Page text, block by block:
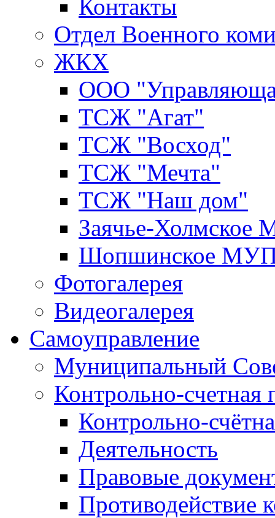
Контакты
Отдел Военного
ЖКХ
ООО
ТСЖ "Агат"
ТСЖ "Восход"
ТСЖ "Мечта"
ТСЖ "Наш дом"
Заячье-
Шопшинское
Фотогалерея
Видеогалерея
Самоуправление
Муниципальный
Контрольно-счетная
Контрольно-
Деятельность
Правовые
Противодействие